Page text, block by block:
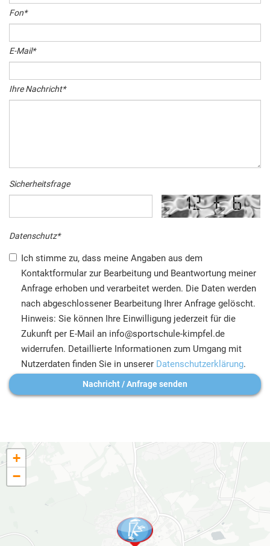
Fon*
E-Mail*
Ihre Nachricht*
Sicherheitsfrage
Datenschutz*
Ich stimme zu, dass meine Angaben aus dem
Kontaktformular zur Bearbeitung und Beantwortung meiner
Anfrage erhoben und verarbeitet werden. Die Daten werden
nach abgeschlossener Bearbeitung Ihrer Anfrage gelöscht.
Hinweis: Sie können Ihre Einwilligung jederzeit für die
Zukunft per E-Mail an info@sportschule-kimpfel.de
widerrufen. Detaillierte Informationen zum Umgang mit
Nutzerdaten finden Sie in unserer Datenschutzerklärung.
+
−